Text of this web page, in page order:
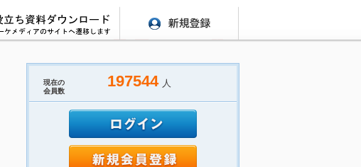
現在の
会員数
197544 人